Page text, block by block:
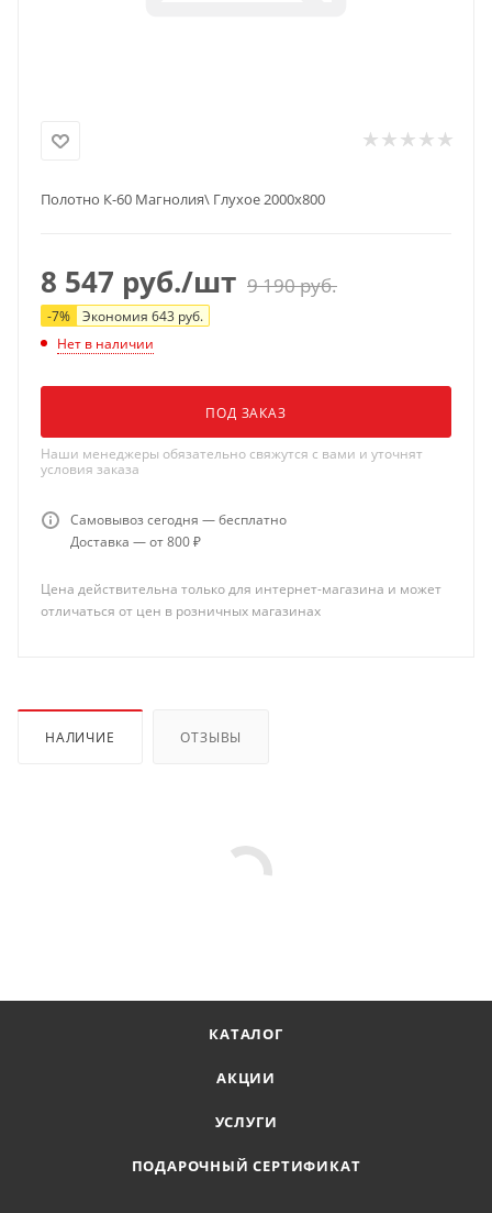
Полотно К-60 Магнолия\ Глухое 2000x800
8 547 руб./шт 9 190руб.
-7% Экономия 643 руб.
Нет в наличии
ПОД ЗАКАЗ
Наши менеджеры обязательно свяжутся с вами и уточнят
условия заказа
Самовывоз сегодня — бесплатно
Доставка — от 800 ₽
Цена действительна только для интернет-магазина и может
отличаться от цен в розничных магазинах
НАЛИЧИЕ ОТЗЫВЫ
КАТАЛОГ
АКЦИИ
УСЛУГИ
ПОДАРОЧНЫЙ СЕРТИФИКАТ